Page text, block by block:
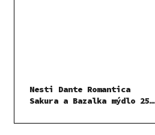
Nesti Dante Romantica
Sakura a Bazalka mýdlo 250